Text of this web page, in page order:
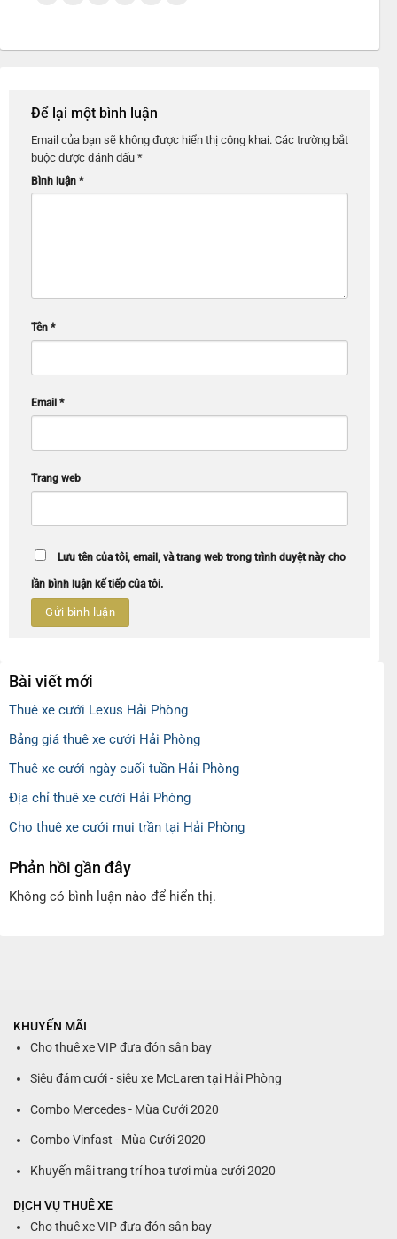
Để lại một bình luận
Email của bạn sẽ không được hiển thị công khai. Các trường bắt
buộc được đánh dấu *
Bình luận *
Tên *
Email *
Trang web
Lưu tên của tôi, email, và trang web trong trình duyệt này cho
lần bình luận kế tiếp của tôi.
Bài viết mới
Thuê xe cưới Lexus Hải Phòng
Bảng giá thuê xe cưới Hải Phòng
Thuê xe cưới ngày cuối tuần Hải Phòng
Địa chỉ thuê xe cưới Hải Phòng
Cho thuê xe cưới mui trần tại Hải Phòng
Phản hồi gần đây
Không có bình luận nào để hiển thị.
KHUYẾN MÃI
Cho thuê xe VIP đưa đón sân bay
Siêu đám cưới - siêu xe McLaren tại Hải Phòng
Combo Mercedes - Mùa Cưới 2020
Combo Vinfast - Mùa Cưới 2020
Khuyến mãi trang trí hoa tươi mùa cưới 2020
DỊCH VỤ THUÊ XE
Cho thuê xe VIP đưa đón sân bay